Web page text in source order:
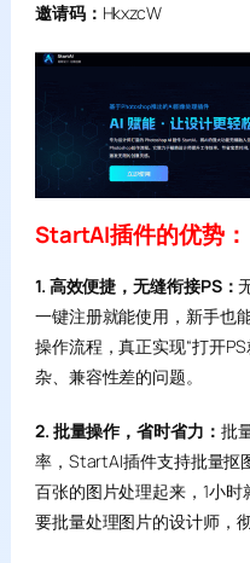
邀请码： HkxzcW
StartAI插件的优势：
1. 高效便捷，无缝衔接PS：
一键注册就能使用，新手也
操作流程，真正实现“打开
杂、兼容性差的问题。
2. 批量操作，省时省力： 批
率，StartAI插件支持批量抠
百张的图片处理起来，1小
要批量处理图片的设计师，